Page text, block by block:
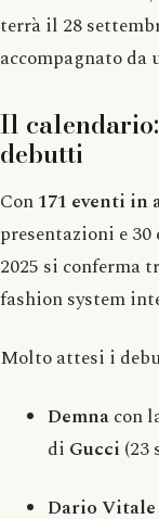
terrà il 28
accompagnato da
Il
debutti
Con171 eventi in
presentazioni e
2025 si conferma
fashion system
Molto attesi i
Demnacon
di Gucci (23
Dario Vitale